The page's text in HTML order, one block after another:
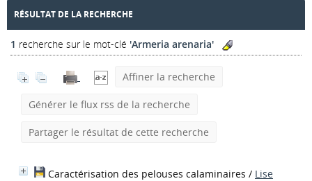
RÉSULTAT DE LA RECHERCHE
1 recherche sur le mot-clé 'Armeria arenaria'
Affiner la recherche
Générer le flux rss de la recherche
Partager le résultat de cette recherche
Caractérisation des pelouses calaminaires / Lise